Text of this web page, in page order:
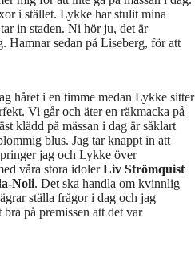
i stället. Lykke har stulit mina
in staden. Ni hör ju, det är
Hamnar sedan på Liseberg, för att
håret i en timme medan Lykke sitter
Vi går och äter en räkmacka på
klädd på mässan i dag är såklart
blus. Jag tar knappt in att
jag och Lykke över
våra stora idolerLiv Strömquist
Noli. Det ska handla om kvinnlig
ställa frågor i dag och jag
på premissen att det var